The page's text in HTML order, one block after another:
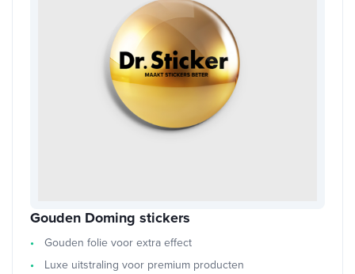
Gouden Doming stickers
Gouden folie voor extra effect
Luxe uitstraling voor premium producten